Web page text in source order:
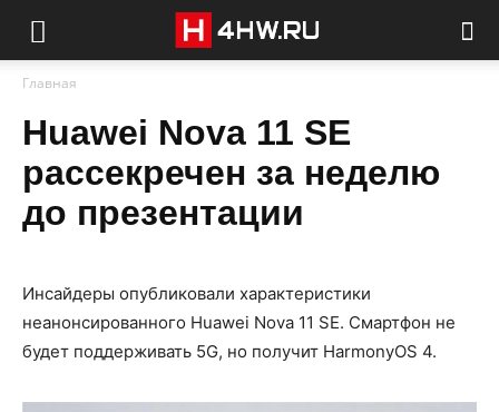
Главная
Huawei Nova 11 SE
рассекречен за неделю
до презентации
Инсайдеры опубликовали характеристики
неанонсированного Huawei Nova 11 SE. Смартфон не
будет поддерживать 5G, но получит HarmonyOS 4.